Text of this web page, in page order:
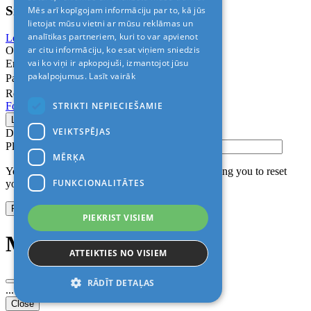
Sign In
Login with Facebook Login with Google
Or
Email
Password
Remember me
Forgot Password?
Don’t have an account?
Please confirm login email below
You will receive an email containing a link allowing you to reset
your password to a new preferred one.
Modal title
...
Close
Mēs arī kopīgojam informāciju par to, kā jūs
lietojat mūsu vietni ar mūsu reklāmas un
analītikas partneriem, kuri to var apvienot
ar citu informāciju, ko esat viņiem sniedzis
vai ko viņi ir apkopojuši, izmantojot jūsu
pakalpojumus. Lasīt vairāk
STRIKTI NEPIECIEŠAMIE
VEIKTSPĒJAS
MĒRĶA
FUNKCIONALITĀTES
PIEKRIST VISIEM
ATTEIKTIES NO VISIEM
RĀDĪT DETAĻAS